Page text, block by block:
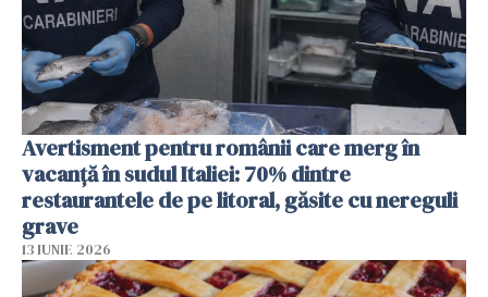
Avertisment pentru românii care merg în
vacanță în sudul Italiei: 70% dintre
restaurantele de pe litoral, găsite cu nereguli
grave
13 IUNIE 2026